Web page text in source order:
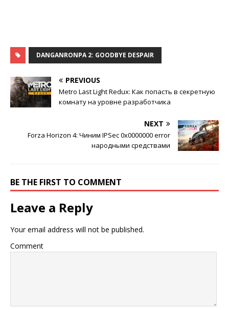
DANGANRONPA 2: GOODBYE DESPAIR
PREVIOUS
Metro Last Light Redux: Как попасть в секретную
комнату на уровне разработчика
NEXT
Forza Horizon 4: Чиним IPSec 0x0000000 error
народными средствами
BE THE FIRST TO COMMENT
Leave a Reply
Your email address will not be published.
Comment